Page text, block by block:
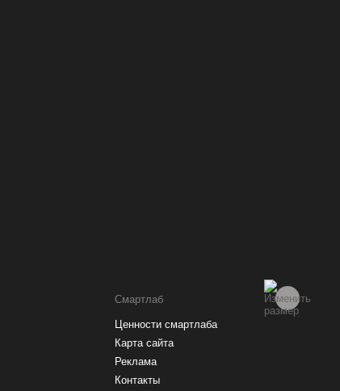
Смартлаб
Ценности смартлаба
Карта сайта
Реклама
Контакты